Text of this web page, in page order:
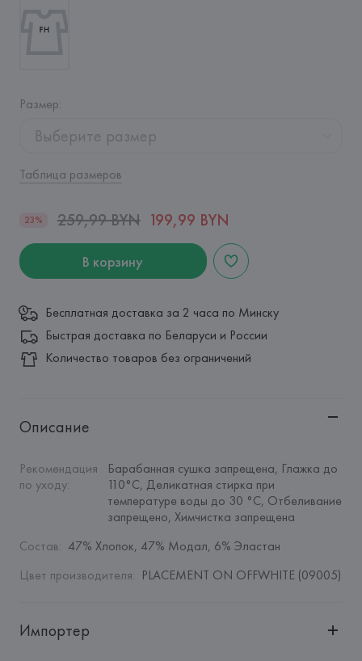
Размер:
Выберите размер
Таблица размеров
23% 259,99 BYN 199,99 BYN
В корзину
Бесплатная доставка за 2 часа по Минску
Быстрая доставка по Беларуси и России
Количество товаров без ограничений
Описание
Рекомендация
по уходу:
Барабанная сушка запрещена, Глажка до
110°C, Деликатная стирка при
температуре воды до 30 °C, Отбеливание
запрещено, Химчистка запрещена
Состав: 47% Хлопок, 47% Модал, 6% Эластан
Цвет производителя: PLACEMENT ON OFFWHITE (09005)
Импортер